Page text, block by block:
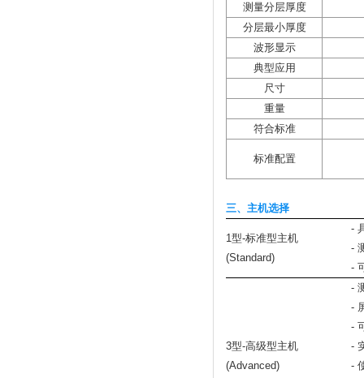
测量分层厚度
分层最小厚度
波形显示
典型应用
尺寸
重量
符合标准
标准配置
三、主机选择
1型-标准型主机
(Standard)
-
-
-
3型-高级型主机
(Advanced)
-
-
-
-
-